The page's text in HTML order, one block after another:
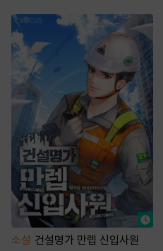
소설 건설명가 만렙 신입사원